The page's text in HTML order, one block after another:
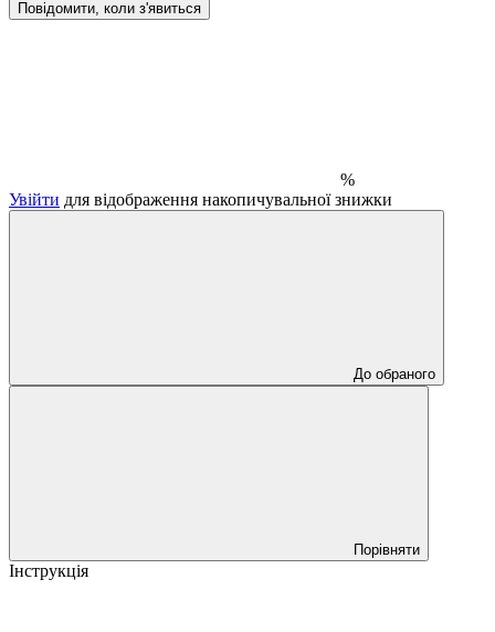
Повідомити, коли з'явиться
%
Увійти для відображення накопичувальної знижки
До обраного
Порівняти
Інструкція